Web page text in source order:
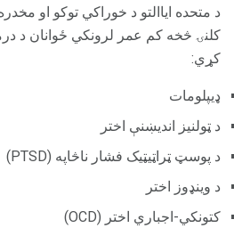
کلنۍ څخه کم عمر لرونکي ځوانان د
کړي:
ډیپلومات
د ټولنیز اندیښنې اختر
د پوسټ ټراټیټیک فشار ناڅاپه (PTSD)
د وینډوز اختر
کتونکي-اجباري اختر (OCD)